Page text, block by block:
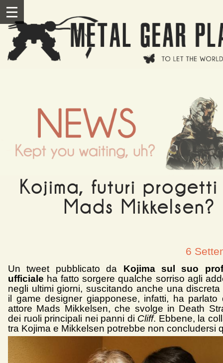
Kojima, futuri
Mads Mikkelsen?
III
6
Un tweet pubblicato da Kojima sul suo
ufficiale ha fatto sorgere qualche sorriso agli
negli ultimi giorni, suscitando anche una discreta
il game designer giapponese, infatti, ha parlato
attore Mads Mikkelsen, che svolge in Death
dei ruoli principali nei panni di Cliff. Ebbene, la
tra Kojima e Mikkelsen potrebbe non concludersi